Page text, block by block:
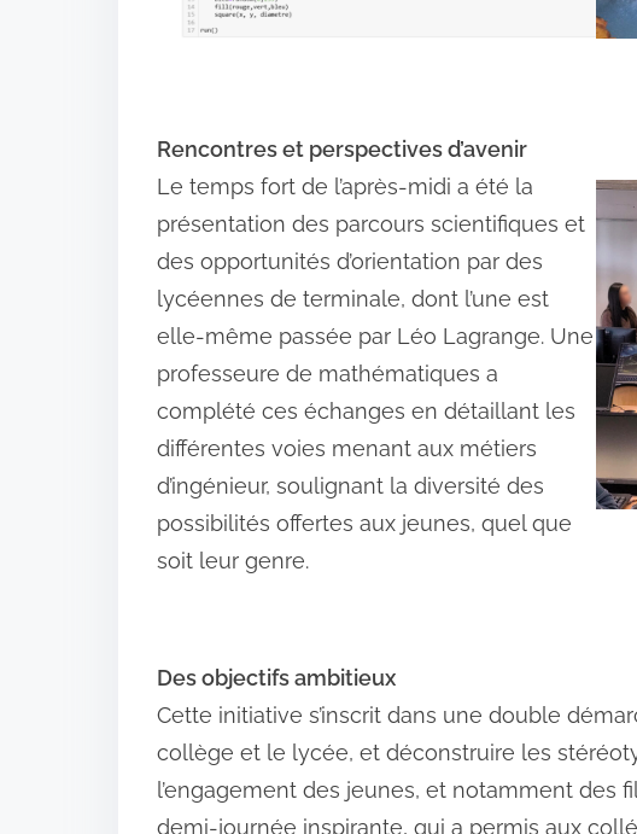
Rencontres et perspectives d’avenir
Le temps fort de l’après-midi a été la
présentation des parcours scientifiques et
des opportunités d’orientation par des
lycéennes de terminale, dont l’une est
elle-même passée par Léo Lagrange. Une
professeure de mathématiques a
complété ces échanges en détaillant les
différentes voies menant aux métiers
d’ingénieur, soulignant la diversité des
possibilités offertes aux jeunes, quel que
soit leur genre.
Des objectifs ambitieux
Cette initiative s’inscrit dans une double
collège et le lycée, et déconstruire les
l’engagement des jeunes, et notamment des
demi-journée inspirante, qui a permis aux